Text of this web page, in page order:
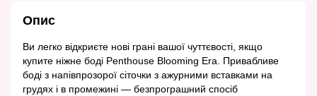
Опис
Ви легко відкриєте нові грані вашої чуттєвості, якщо
купите ніжне боді Penthouse Blooming Era. Привабливе
боді з напівпрозорої сіточки з ажурними вставками на
грудях і в промежині — безпрограшний спосіб